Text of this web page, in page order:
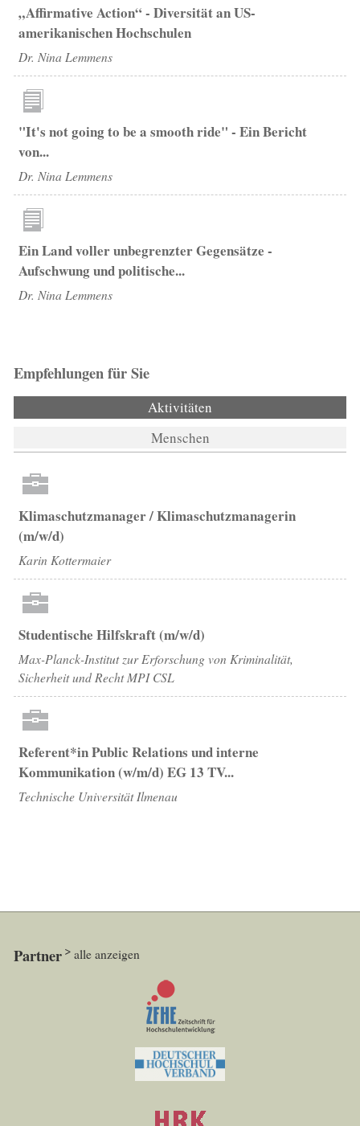
„Affirmative Action“ - Diversität an US-
amerikanischen Hochschulen
Dr. Nina Lemmens
"It's not going to be a smooth ride" - Ein Bericht
von...
Dr. Nina Lemmens
Ein Land voller unbegrenzter Gegensätze -
Aufschwung und politische...
Dr. Nina Lemmens
Empfehlungen für Sie
Aktivitäten
Menschen
Klimaschutzmanager / Klimaschutzmanagerin
(m/w/d)
Karin Kottermaier
Studentische Hilfskraft (m/w/d)
Max-Planck-Institut zur Erforschung von Kriminalität,
Sicherheit und Recht MPI CSL
Referent*in Public Relations und interne
Kommunikation (w/m/d) EG 13 TV...
Technische Universität Ilmenau
Partner alle anzeigen